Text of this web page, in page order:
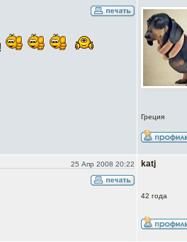
Греция
25 Апр 2008 20:22 katj
42 года